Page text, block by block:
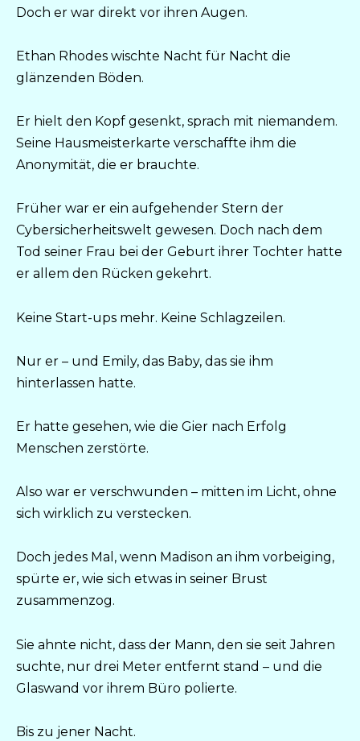
Doch er war direkt vor ihren Augen.
Ethan Rhodes wischte Nacht für Nacht die
glänzenden Böden.
Er hielt den Kopf gesenkt, sprach mit niemandem.
Seine Hausmeisterkarte verschaffte ihm die
Anonymität, die er brauchte.
Früher war er ein aufgehender Stern der
Cybersicherheitswelt gewesen. Doch nach dem
Tod seiner Frau bei der Geburt ihrer Tochter hatte
er allem den Rücken gekehrt.
Keine Start-ups mehr. Keine Schlagzeilen.
Nur er – und Emily, das Baby, das sie ihm
hinterlassen hatte.
Er hatte gesehen, wie die Gier nach Erfolg
Menschen zerstörte.
Also war er verschwunden – mitten im Licht, ohne
sich wirklich zu verstecken.
Doch jedes Mal, wenn Madison an ihm vorbeiging,
spürte er, wie sich etwas in seiner Brust
zusammenzog.
Sie ahnte nicht, dass der Mann, den sie seit Jahren
suchte, nur drei Meter entfernt stand – und die
Glaswand vor ihrem Büro polierte.
Bis zu jener Nacht.